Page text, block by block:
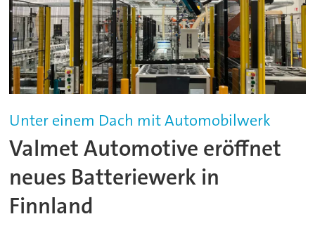
Unter einem Dach mit Automobilwerk
Valmet Automotive eröffnet
neues Batteriewerk in
Finnland